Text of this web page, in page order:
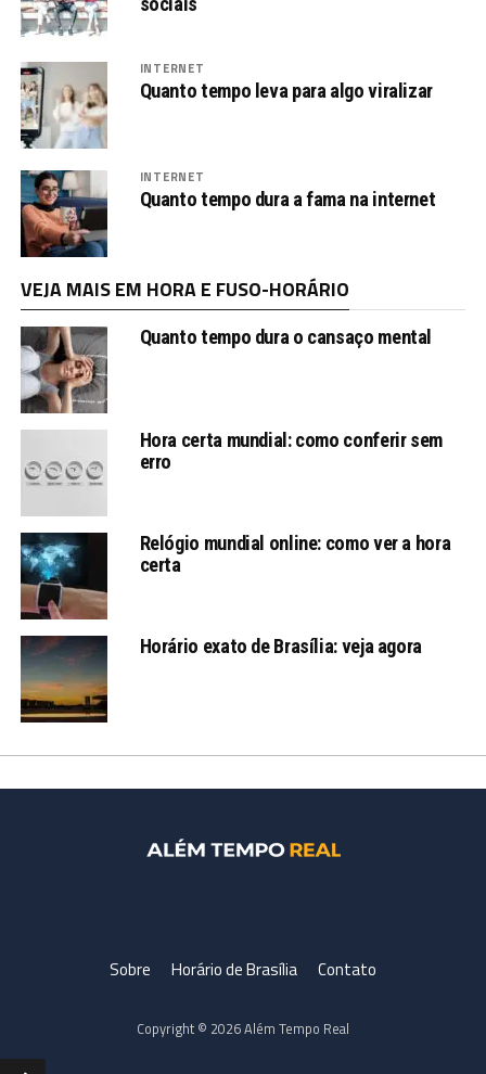
INTERNET
Quanto tempo leva para algo viralizar
INTERNET
Quanto tempo dura a fama na internet
VEJA MAIS EM HORA E FUSO-HORÁRIO
Quanto tempo dura o cansaço mental
Hora certa mundial: como conferir sem
erro
Relógio mundial online: como ver a hora
certa
Horário exato de Brasília: veja agora
Sobre Horário de Brasília Contato
Copyright © 2026 Além Tempo Real